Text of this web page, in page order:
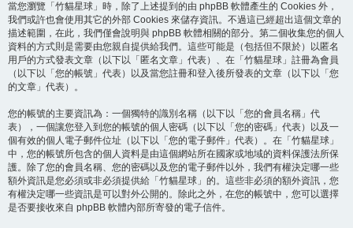
當您瀏覽「竹貓星球」時，除了上述提到的由 phpBB 軟體產生的 Cookies 外，
我們或許也會使用其它的外部 Cookies 來儲存資訊。不過這已經超出這個文章的
描述範圍，在此，我們僅會說明與 phpBB 軟體相關的部分。第二個收集您的個人
資料的方式則是需要由您親自提供給我們。這些可能是（包括但不限於）以匿名
用戶的方式發表文章（以下以「匿名文章」代表）、在「竹貓星球」註冊為會員
（以下以「您的帳號」代表）以及當您註冊和登入後所發表的文章（以下以「您
的文章」代表）。
您的帳號的主要資訊為：一個獨特的識別名稱（以下以「您的會員名稱」代
表），一個讓您登入到您的帳號的個人密碼（以下以「您的密碼」代表）以及一
個有效的個人電子郵件位址（以下以「您的電子郵件」代表）。在「竹貓星球」
中，您的帳號所包含的個人資料是由這個網站所在國家或地域的資料保護法所保
護。除了您的會員名稱、您的密碼以及您的電子郵件以外，我們有權決定哪一些
額外資訊是您必須或非必須提供給「竹貓星球」的。這些非必須的額外資訊，您
有權決定哪一些資訊是可以對外公開的。除此之外，在您的帳號中，您可以選擇
是否要接收來自 phpBB 軟體內部所寄發的電子信件。